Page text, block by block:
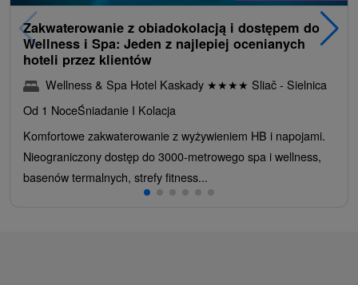
Zakwaterowanie z obiadokolacją i dostępem do
Wellness i Spa: Jeden z najlepiej ocenianych
hoteli przez klientów
Wellness & Spa Hotel Kaskady ★★★★ Sliač - Sielnica
Od 1 NoceŚniadanie I Kolacja
Komfortowe zakwaterowanie z wyżywieniem HB i napojami.
Nieograniczony dostęp do 3000-metrowego spa i wellness,
basenów termalnych, strefy fitness...